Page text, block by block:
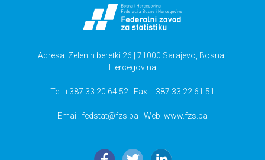
Adresa: Zelenih beretki 26 | 71000 Sarajevo, Bosna i
Hercegovina
Tel: +387 33 20 64 52 | Fax: +387 33 22 61 51
Email: fedstat@fzs.ba | Web: www.fzs.ba